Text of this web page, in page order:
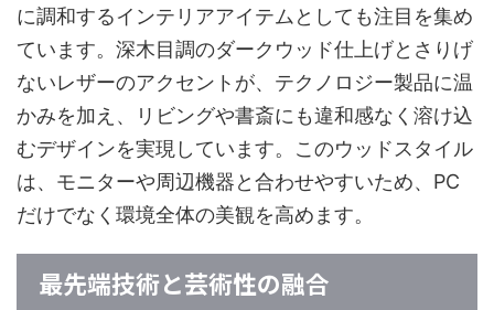
に調和するインテリアアイテムとしても注目を集め
ています。深木目調のダークウッド仕上げとさりげ
ないレザーのアクセントが、テクノロジー製品に温
かみを加え、リビングや書斎にも違和感なく溶け込
むデザインを実現しています。このウッドスタイル
は、モニターや周辺機器と合わせやすいため、PC
だけでなく環境全体の美観を高めます。
最先端技術と芸術性の融合